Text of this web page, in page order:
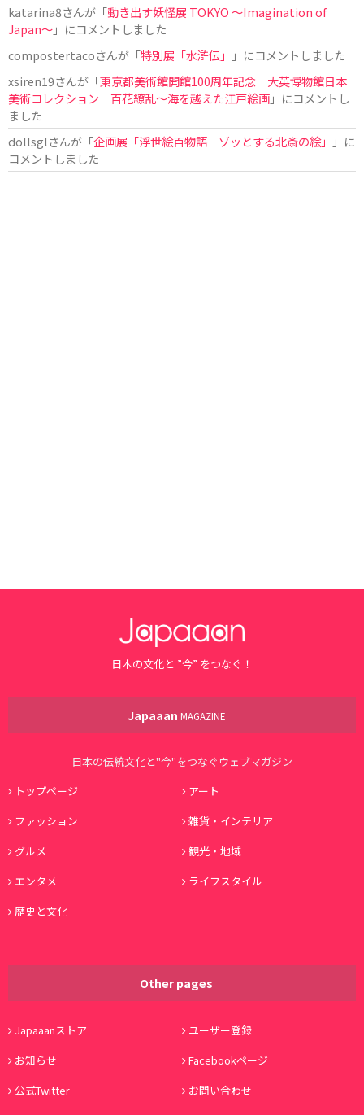
katarina8さんが「動き出す妖怪展 TOKYO 〜Imagination of
Japan〜」にコメントしました
compostertacoさんが「特別展「水滸伝」
」にコメントしました
xsiren19さんが「東京都美術館開館100周年記念 大英博物館日本
美術コレクション 百花繚乱～海を越えた江戸絵画」にコメントし
ました
dollsglさんが「企画展「浮世絵百物語 ゾッとする北斎の絵」
」に
コメントしました
日本の文化と ”今” をつなぐ！
Japaaan MAGAZINE
日本の伝統文化と"今"をつなぐウェブマガジン
トップページ
アート
ファッション
雑貨・インテリア
グルメ
観光・地域
エンタメ
ライフスタイル
歴史と文化
Other pages
Japaaanストア
ユーザー登録
お知らせ
Facebookページ
公式Twitter
お問い合わせ